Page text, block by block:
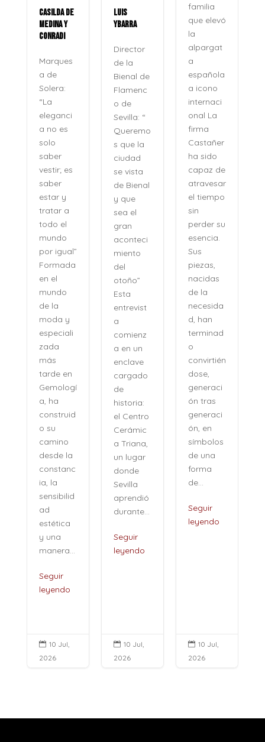
CASILDA DE
MEDINA Y
CONRADI
Marques
a de
Solera:
“La
eleganci
a no es
solo
saber
vestir; es
saber
estar y
tratar a
todo el
mundo
por igual”
Formada
en el
mundo
de la
moda y
especiali
zada
más
tarde en
Gemologí
a, ha
construid
o su
camino
desde la
constanc
ia, la
sensibilid
ad
estética
y una
manera...
Seguir
leyendo
 10 Jul,
2026
LUIS
YBARRA
Director
de la
Bienal de
Flamenc
o de
Sevilla: “
Queremo
s que la
ciudad
se vista
de Bienal
y que
sea el
gran
aconteci
miento
del
otoño”
Esta
entrevist
a
comienz
a en un
enclave
cargado
de
historia:
el Centro
Cerámic
a Triana,
un lugar
donde
Sevilla
aprendió
durante...
Seguir
leyendo
 10 Jul,
2026
familia
que elevó
la
alpargat
a
española
a icono
internaci
onal La
firma
Castañer
ha sido
capaz de
atravesar
el tiempo
sin
perder su
esencia.
Sus
piezas,
nacidas
de la
necesida
d, han
terminad
o
convirtién
dose,
generaci
ón tras
generaci
ón, en
símbolos
de una
forma
de...
Seguir
leyendo
 10 Jul,
2026